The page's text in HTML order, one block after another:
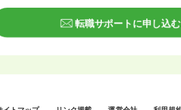
転職サポートに申し込